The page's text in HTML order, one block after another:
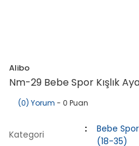
Alibo
Nm-29 Bebe Spor Kışlık
(0) Yorum - 0 Puan
Kategori
Bebe
(18-35)